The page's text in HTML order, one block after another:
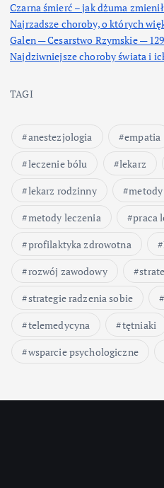
Czarna śmierć – jak dżuma
Najrzadsze choroby, o których
Galen — Cesarstwo Rzymskie —
Najdziwniejsze choroby świata i
TAGI
anestezjologia empatia
leczenie bólu
lekarz
lekarz rodzinny
metody leczenia
praca
profilaktyka zdrowotna
rozwój zawodowy
strategie radzenia sobie
telemedycyna
tętniaki
wsparcie psychologiczne